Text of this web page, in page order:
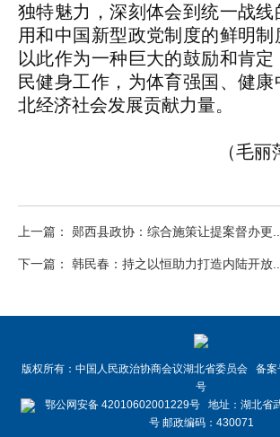
独特魅力，深刻体会到统一战
用和中国新型政党制度的鲜明制
以此作为一种巨大的鼓励和肯
民健身工作，为体育强国、健康
北经济社会发展贡献力量。
（毛丽
上一篇： 郧西县政协：综合施策让提案督办更
下一篇： 韩民春：持之以恒助力打造内陆开放
版权所有：中国人民政治协商会议湖北省委员会 备
号
鄂公网安备 42010602001229号 地址：湖北省
号 邮政编码：430071